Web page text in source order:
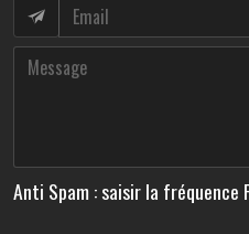
Anti Spam : saisir la fréquence